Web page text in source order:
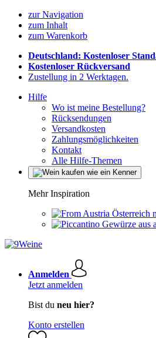
zur Navigation
zum Inhalt
zum Warenkorb
Deutschland: Kostenloser
Kostenloser Rückversand
Zustellung in 2 Werktagen.
Hilfe
Wo ist meine Bestellung?
Rücksendungen
Versandkosten
Zahlungsmöglichkeiten
Kontakt
Alle Hilfe-Themen
Mehr Inspiration
Österreich
Gewürze aus
Anmelden
Jetzt anmelden
Bist du neu hier?
Konto erstellen